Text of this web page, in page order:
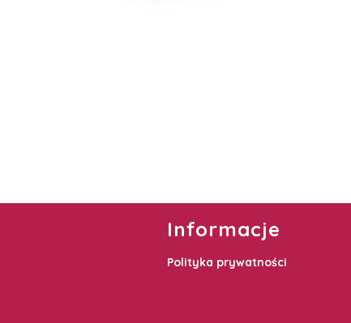
Informacje
Polityka prywatności